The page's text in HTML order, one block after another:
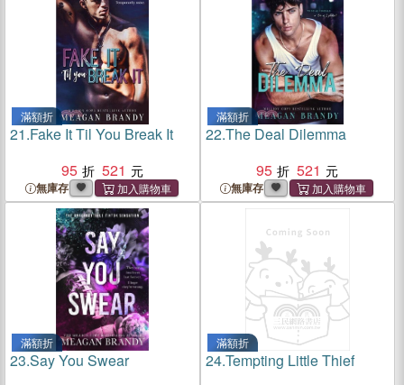
滿額折
21.Fake It Til You Break It
95
521
無庫存
滿額折
22.The Deal Dilemma
95
521
無庫存
滿額折
23.Say You Swear
滿額折
24.Tempting Little Thief